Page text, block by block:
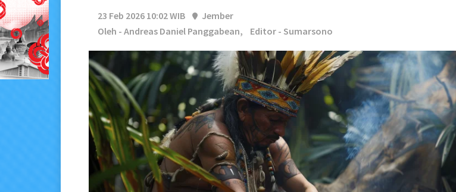
23 Feb 2026 10:02 WIB
Jember
Oleh - Andreas Daniel Panggabean,
Editor - Sumarsono